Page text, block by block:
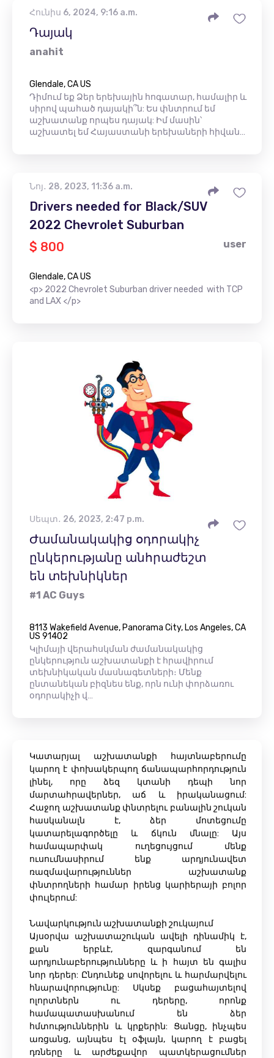
Հունիս 6, 2024, 9:16 a.m.
Դայակ
anahit
Glendale, CA US
Դիմում եք Ձեր երեխային հոգատար, համալիր և
սիրով պահած դայակի՞ն: Ես փնտրում եմ
աշխատանք որպես դայակ: Իմ մասին՝
աշխատել եմ Հայաստանի երեխաների հիվան…
Նոյ․ 28, 2023, 11:36 a.m.
Drivers needed for Black/SUV
2022 Chevrolet Suburban
$ 800
user
Glendale, CA US
<p> 2022 Chevrolet Suburban driver needed with TCP
and LAX </p>
Սեպտ․ 26, 2023, 2:47 p.m.
Ժամանակակից օդորակիչ
ընկերությանը անհրաժեշտ
են տեխնիկներ
#1 AC Guys
8113 Wakefield Avenue, Panorama City, Los Angeles, CA
US 91402
Կլիմայի վերահսկման ժամանակակից
ընկերություն աշխատանքի է հրավիրում
տեխնիկական մասնագետների։ Մենք
ընտանեկան բիզնես ենք, որն ունի փորձառու
օդորակիչի վ…
Կատարյալ աշխատանքի հայտնաբերումը
կարող է փոխակերպող ճանապարհորդություն
լինել, որը ձեզ կտանի դեպի նոր
մարտահրավերներ, աճ և իրականացում:
Հաջող աշխատանք փնտրելու բանալին շուկան
հասկանալն է, ձեր մոտեցումը
կատարելագործելը և ճկուն մնալը: Այս
համապարփակ ուղեցույցում մենք
ուսումնասիրում ենք արդյունավետ
ռազմավարություններ աշխատանք
փնտրողների համար իրենց կարիերայի բոլոր
փուլերում:
Նավարկություն աշխատանքի շուկայում
Այսօրվա աշխատաշուկան ավելի դինամիկ է,
քան երբևէ, զարգանում են
արդյունաբերությունները և ի հայտ են գալիս
նոր դերեր: Ընդունեք սովորելու և հարմարվելու
հնարավորությունը: Սկսեք բացահայտելով
ոլորտներն ու դերերը, որոնք
համապատասխանում են ձեր
հմտություններին և կրքերին: Ցանցը, ինչպես
առցանց, այնպես էլ օֆլայն, կարող է բացել
դռները և արժեքավոր պատկերացումներ